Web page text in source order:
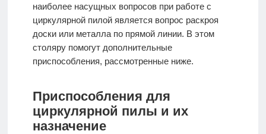
наиболее насущных вопросов при работе с
циркулярной пилой является вопрос раскроя
доски или металла по прямой линии. В этом
столяру помогут дополнительные
приспособления, рассмотренные ниже.
Приспособления для
циркулярной пилы и их
назначение